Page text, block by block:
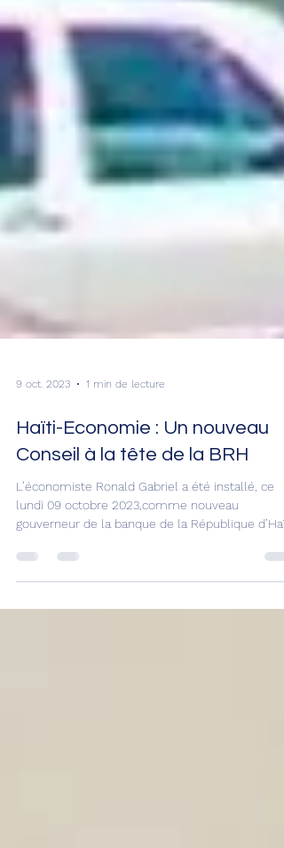
9 oct. 2023 1 min de lecture
Haïti-Economie : Un nouveau
Conseil à la tête de la BRH
L’économiste Ronald Gabriel a été installé, ce
gouverneur de la banque de la République
Il...